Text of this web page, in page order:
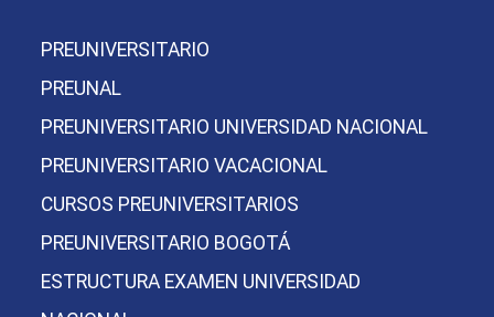
PREUNIVERSITARIO
PREUNAL
PREUNIVERSITARIO UNIVERSIDAD NACIONAL
PREUNIVERSITARIO VACACIONAL
CURSOS PREUNIVERSITARIOS
PREUNIVERSITARIO BOGOTÁ
ESTRUCTURA EXAMEN UNIVERSIDAD